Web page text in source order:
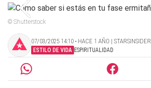
© Shutterstock
07/03/2025 14:10 ‧ HACE 1 AÑO | STARSINSIDER
ESTILO DE VIDA ESPIRITUALIDAD